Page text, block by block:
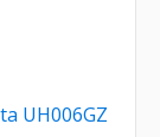
UH006GZ